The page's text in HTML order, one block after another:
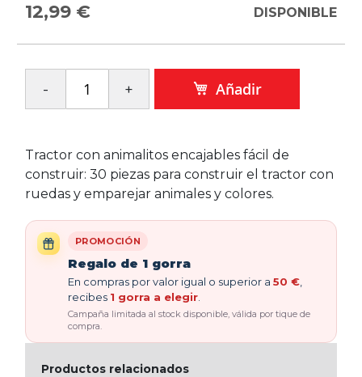
12,99 € DISPONIBLE
Añadir
Tractor con animalitos encajables fácil de
construir: 30 piezas para construir el tractor con
ruedas y emparejar animales y colores.
PROMOCIÓN
Regalo de 1 gorra
En compras por valor igual o superior a 50 €
recibes 1 gorra a elegir
Campaña limitada al stock disponible, válida por tique de
compra.
Productos relacionados